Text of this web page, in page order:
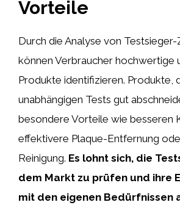
Vorteile
Durch die Analyse von
können Verbraucher hochwertige
Produkte identifizieren. Produkte,
unabhängigen Tests gut
besondere Vorteile wie besseren
effektivere Plaque-Entfernung
Reinigung. Es lohnt sich, die
dem Markt zu prüfen und ihre
mit den eigenen Bedürfnissen